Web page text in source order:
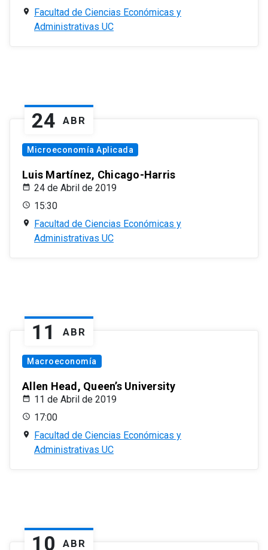
Facultad de Ciencias Económicas y
Administrativas UC
24 ABR
Microeconomía Aplicada
Luis Martínez, Chicago-Harris
24 de Abril de 2019
15:30
Facultad de Ciencias Económicas y
Administrativas UC
11 ABR
Macroeconomía
Allen Head, Queen’s University
11 de Abril de 2019
17:00
Facultad de Ciencias Económicas y
Administrativas UC
10 ABR